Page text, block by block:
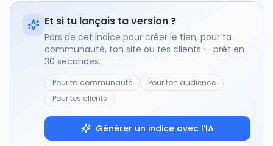
Et si tu lançais ta version ?
Pars de cet indice pour créer le tien, pour ta
communauté, ton site ou tes clients — prêt en
30 secondes.
Pour ta communauté
Pour ton audience
Pour tes clients
Générer un indice avec l’IA